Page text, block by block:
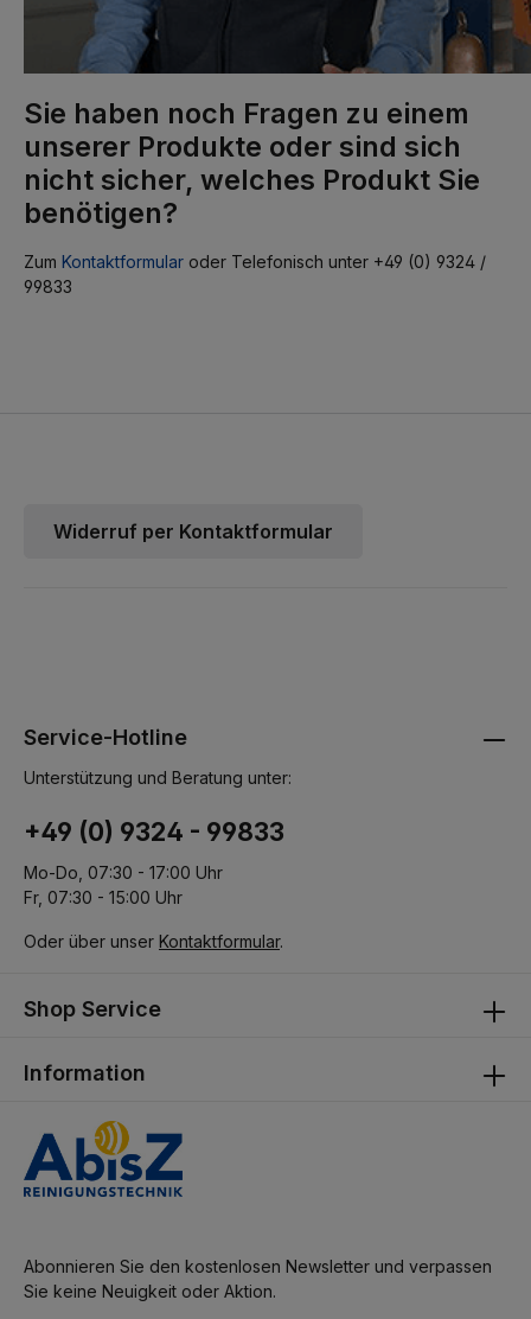
Sie haben noch Fragen zu einem
unserer Produkte oder sind sich
nicht sicher, welches Produkt Sie
benötigen?
Zum Kontaktformular oder Telefonisch unter +49 (0) 9324 /
99833
Widerruf per Kontaktformular
Abonnieren Sie den kostenlosen Newsletter und verpassen
Sie keine Neuigkeit oder Aktion.
Service-Hotline
Unterstützung und Beratung unter:
+49 (0) 9324 - 99833
Mo-Do, 07:30 - 17:00 Uhr
Fr, 07:30 - 15:00 Uhr
Oder über unser Kontaktformular.
Shop Service
Information